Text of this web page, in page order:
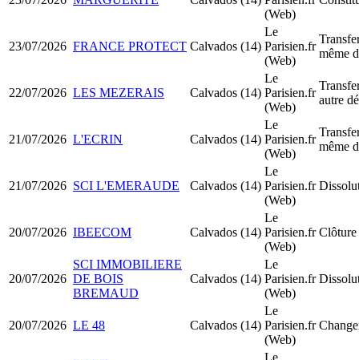
(Web)
23/07/2026 FRANCE PROTECT Calvados (14)
Le
Parisien.fr
(Web)
même
22/07/2026 LES MEZERAIS Calvados (14)
Le
Parisien.fr
(Web)
autre
21/07/2026 L'ECRIN Calvados (14)
Le
Parisien.fr
(Web)
même
21/07/2026 SCI L'EMERAUDE Calvados (14)
Le
Parisien.fr
(Web)
20/07/2026 IBEECOM Calvados (14)
Le
Parisien.fr
(Web)
20/07/2026
SCI IMMOBILIERE
DE BOIS
BREMAUD
Calvados (14)
Le
Parisien.fr
(Web)
20/07/2026 LE 48 Calvados (14)
Le
Parisien.fr
(Web)
Le